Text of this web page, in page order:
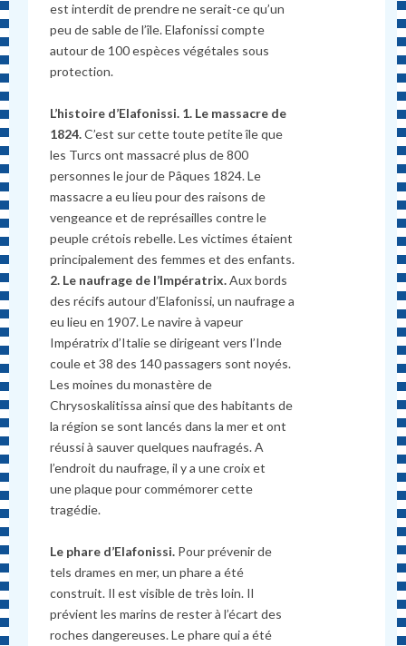
est interdit de prendre ne serait-ce qu’un
peu de sable de l’île. Elafonissi compte
autour de 100 espèces végétales sous
protection.
L’histoire d’Elafonissi. 1. Le massacre de
1824.C’est sur cette toute petite île que
les Turcs ont massacré plus de 800
personnes le jour de Pâques 1824. Le
massacre a eu lieu pour des raisons de
vengeance et de représailles contre le
peuple crétois rebelle. Les victimes étaient
principalement des femmes et des enfants.
2. Le naufrage de l’Impératrix.Aux bords
des récifs autour d’Elafonissi, un naufrage a
eu lieu en 1907. Le navire à vapeur
Impératrix d’Italie se dirigeant vers l’Inde
coule et 38 des 140 passagers sont noyés.
Les moines du monastère de
Chrysoskalitissa ainsi que des habitants de
la région se sont lancés dans la mer et ont
réussià sauver quelques naufragés. A
l’endroit du naufrage, il y a une croix et
une plaque pour commémorer cette
tragédie.
Le phare d’Elafonissi. Pour prévenir de
tels drames en mer, un phare a été
construit. Il est visible de très loin. Il
prévient les marins de rester à l’écart des
roches dangereuses. Le phare qui a été